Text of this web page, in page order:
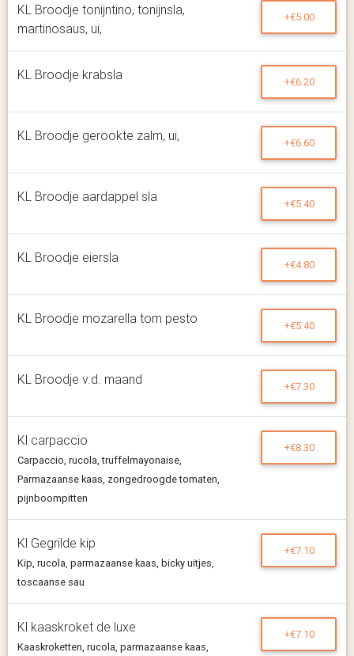
KL Broodje tonijntino, tonijnsla,
martinosaus, ui,
+€5.00
KL Broodje krabsla +€6.20
KL Broodje gerookte zalm, ui, +€6.60
KL Broodje aardappel sla +€5.40
KL Broodje eiersla +€4.80
KL Broodje mozarella tom pesto +€5.40
KL Broodje v.d. maand +€7.30
Kl carpaccio
Carpaccio, rucola, truffelmayonaise,
Parmazaanse kaas, zongedroogde tomaten,
pijnboompitten
+€8.30
Kl Gegrilde kip
Kip, rucola, parmazaanse kaas, bicky uitjes,
toscaanse sau
+€7.10
Kl kaaskroket de luxe
Kaaskroketten, rucola, parmazaanse kaas,
+€7.10